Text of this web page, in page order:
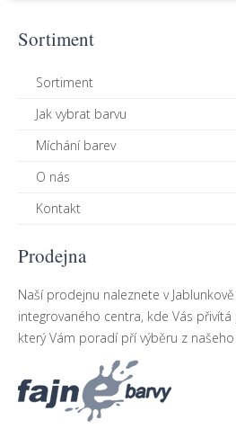
Sortiment
Sortiment
Jak vybrat barvu
Míchání barev
O nás
Kontakt
Prodejna
Naší prodejnu naleznete v
integrovaného centra, kde Vás
který Vám poradí pří výběru z